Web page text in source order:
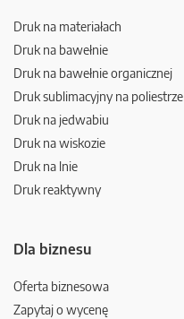
Druk na materiałach
Druk na bawełnie
Druk na bawełnie organicznej
Druk sublimacyjny na poliestrze
Druk na jedwabiu
Druk na wiskozie
Druk na lnie
Druk reaktywny
Dla biznesu
Oferta biznesowa
Zapytaj o wycenę